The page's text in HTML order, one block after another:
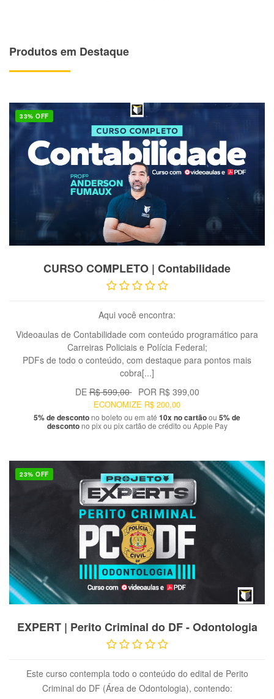
Produtos em Destaque
33% OFF
CURSO COMPLETO | Contabilidade
Aqui você encontra:
Videoaulas de Contabilidade com conteúdo programático para
Carreiras Policiais e Polícia Federal;
PDFs de todo o conteúdo, com destaque para pontos mais
cobra[...]
DE R$ 599,00 POR R$ 399,00
ECONOMIZE R$ 200,00
5% de descontono boleto ou em até 10x no cartãoou 5% de
descontono pix ou pix cartão de crédito ou Apple Pay
23% OFF
EXPERT | Perito Criminal do DF - Odontologia
Este curso contempla todo o conteúdo do edital de Perito
Criminal do DF (Área de Odontologia), contendo: